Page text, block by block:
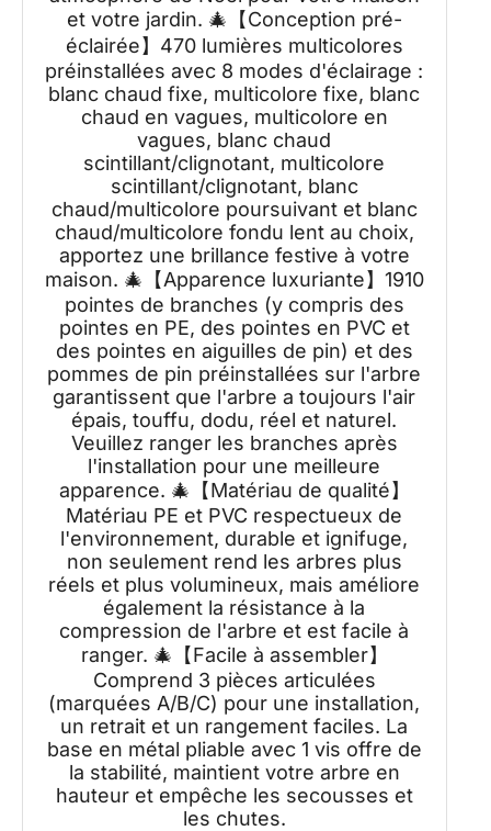
et votre jardin. 🎄【Conception pré-
éclairée】470 lumières multicolores
préinstallées avec 8 modes d'éclairage :
blanc chaud fixe, multicolore fixe, blanc
chaud en vagues, multicolore en
vagues, blanc chaud
scintillant/clignotant, multicolore
scintillant/clignotant, blanc
chaud/multicolore poursuivant et blanc
chaud/multicolore fondu lent au choix,
apportez une brillance festive à votre
maison. 🎄【Apparence luxuriante】1910
pointes de branches (y compris des
pointes en PE, des pointes en PVC et
des pointes en aiguilles de pin) et des
pommes de pin préinstallées sur l'arbre
garantissent que l'arbre a toujours l'air
épais, touffu, dodu, réel et naturel.
Veuillez ranger les branches après
l'installation pour une meilleure
apparence. 🎄【Matériau de qualité】
Matériau PE et PVC respectueux de
l'environnement, durable et ignifuge,
non seulement rend les arbres plus
réels et plus volumineux, mais améliore
également la résistance à la
compression de l'arbre et est facile à
ranger. 🎄【Facile à assembler】
Comprend 3 pièces articulées
(marquées A/B/C) pour une installation,
un retrait et un rangement faciles. La
base en métal pliable avec 1 vis offre de
la stabilité, maintient votre arbre en
hauteur et empêche les secousses et
les chutes.